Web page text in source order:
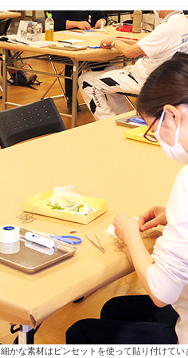
細かな素材はピンセットを使って貼り付けてい